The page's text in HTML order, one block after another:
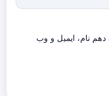
نام، ایمیل و وب